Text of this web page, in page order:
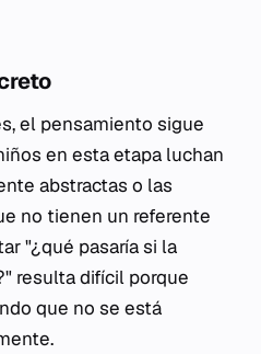
el pensamiento sigue
en esta etapa luchan
abstractas o las
no tienen un referente
"¿qué pasaría si la
resulta difícil porque
que no se está